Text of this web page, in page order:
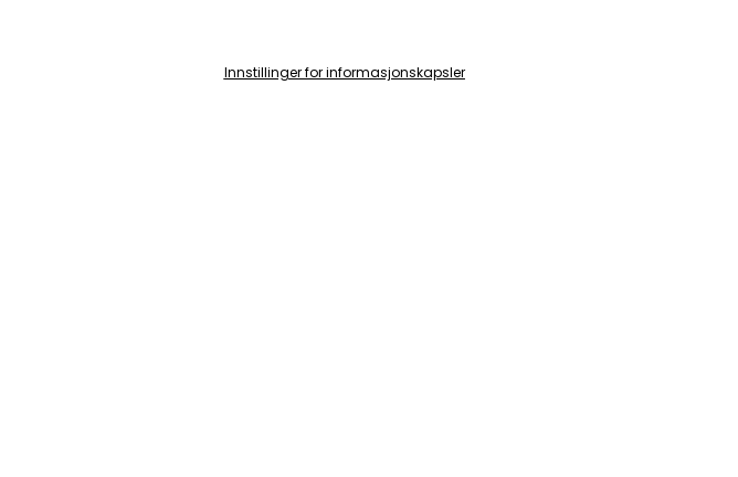
Innstillinger for informasjonskapsler